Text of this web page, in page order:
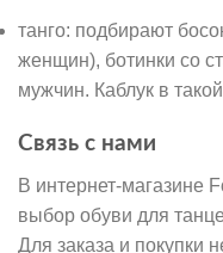
танго: подбирают
женщин), ботинки со
мужчин. Каблук в
Связь с нами
В интернет-магазине
выбор обуви для
Для заказа и покупки